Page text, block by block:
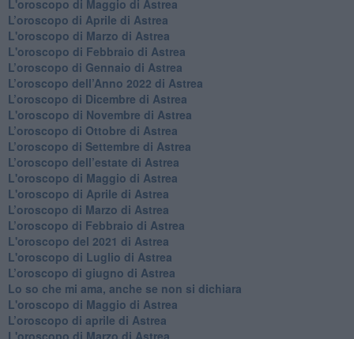
L'oroscopo di Maggio di Astrea
​L’oroscopo di Aprile di Astrea
L'oroscopo di Marzo di Astrea
L'oroscopo di Febbraio di Astrea
​L’oroscopo di Gennaio di Astrea
​L’oroscopo dell’Anno 2022 di Astrea
​L’oroscopo di Dicembre di Astrea
L'oroscopo di Novembre di Astrea
​L’oroscopo di Ottobre di Astrea
​L’oroscopo di Settembre di Astrea
L’oroscopo dell’estate di Astrea
L'oroscopo di Maggio di Astrea
L'oroscopo di Aprile di Astrea
​L’oroscopo di Marzo di Astrea
​L’oroscopo di Febbraio di Astrea
L'oroscopo del 2021 di Astrea
L'oroscopo di Luglio di Astrea
​L’oroscopo di giugno di Astrea
​Lo so che mi ama, anche se non si dichiara
L'oroscopo di Maggio di Astrea
​L’oroscopo di aprile di Astrea